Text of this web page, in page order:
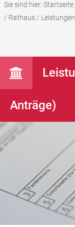
Sie sind hier: Startseite
/ Rathaus/
Anträge)